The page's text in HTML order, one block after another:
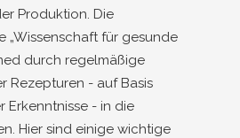
Produktion. Die
„Wissenschaft für gesunde
durch regelmäßige
Rezepturen - auf Basis
Erkenntnisse - in die
Hier sind einige wichtige